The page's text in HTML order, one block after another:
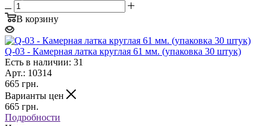
В корзину
Q-03 - Камерная латка круглая 61 мм. (упаковка 30 штук)
Есть в наличии: 31
Арт.: 10314
665 грн.
Варианты цен
665 грн.
Подробности